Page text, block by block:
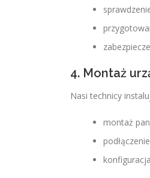
4. Montaż
Nasi technicy
montaż